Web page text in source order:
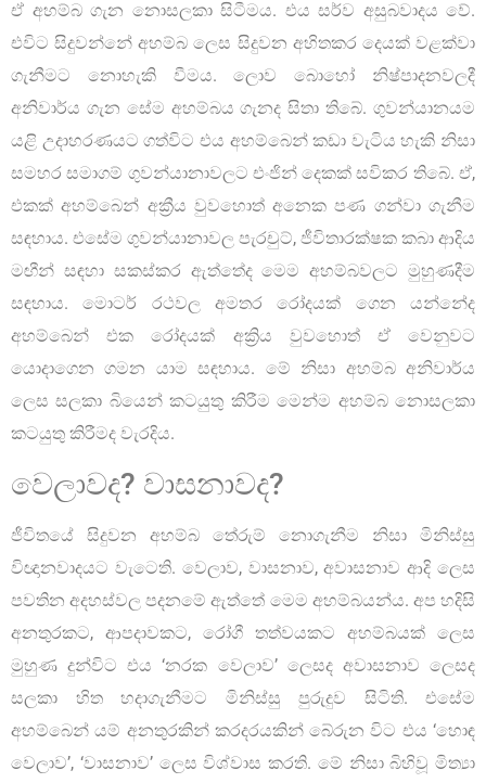
ඒ අහම්බ ගැන නොසලකා සිටීමය. එය සර්ව අසුබවාදය වේ.
එවිට සිදුවන්නේ අහම්බ ලෙස සිදුවන අහිතකර දෙයක් වළක්වා
ගැනීමට නොහැකි වීමය. ලොව බොහෝ නිෂ්පාදනවලදී
අනිවාර්ය ගැන සේම අහම්බය ගැනද සිතා තිබේ. ගුවන්යානයම
යළි උදාහරණයට ගත්විට එය අහම්බෙන් කඩා වැටිය හැකි නිසා
සමහර සමාගම් ගුවන්යානාවලට එංජින් දෙකක් සවිකර තිබේ. ඒ,
එකක් අහම්බෙන් අක්‍රීය වුවහොත් අනෙක පණ ගන්වා ගැනීම
සඳහාය. එසේම ගුවන්යානාවල පැරචුට්, ජීවිතාරක්ෂක කබා ආදිය
මඟීන් සඳහා සකස්කර ඇත්තේද මෙම අහම්බවලට මුහුණදීම
සඳහාය. මොටර් රථවල අමතර රෝදයක් ගෙන යන්නේද
අහම්බෙන් එක රෝදයක් අක්‍රිය වුවහොත් ඒ වෙනුවට
යොදාගෙන ගමන යාම සඳහාය. මේ නිසා අහම්බ අනිවාර්ය
ලෙස සලකා බියෙන් කටයුතු කිරීම මෙන්ම අහම්බ නොසලකා
කටයුතු කිරීමද වැරදිය.
වෙලාවද? වාසනාවද?
ජීවිතයේ සිදුවන අහම්බ තේරුම් නොගැනීම නිසා මිනිස්සු
විඥානවාදයට වැටෙති. වෙලාව, වාසනාව, අවාසනාව ආදි ලෙස
පවතින අදහස්වල පදනමේ ඇත්තේ මෙම අහම්බයන්ය. අප හදිසි
අනතුරකට, ආපදාවකට, රෝගී තත්වයකට අහම්බයක් ලෙස
මුහුණ දුන්විට එය ‘නරක වෙලාව’ ලෙසද අවාසනාව ලෙසද
සලකා හිත හදාගැනීමට මිනිස්සු පුරුදුව සිටිති. එසේම
අහම්බෙන් යම් අනතුරකින් කරදරයකින් බේරුන විට එය ‘හොඳ
වෙලාව’, ‘වාසනාව’ ලෙස විශ්වාස කරති. මේ නිසා බිහිවූ මිත්‍යා